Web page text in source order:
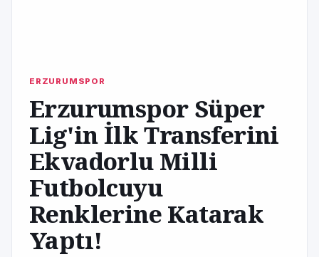
ERZURUMSPOR
Erzurumspor Süper
Lig'in İlk Transferini
Ekvadorlu Milli
Futbolcuyu
Renklerine Katarak
Yaptı!